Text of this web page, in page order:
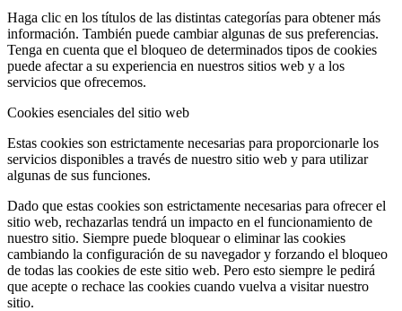
Haga clic en los títulos de las distintas categorías para obtener más
información. También puede cambiar algunas de sus preferencias.
Tenga en cuenta que el bloqueo de determinados tipos de cookies
puede afectar a su experiencia en nuestros sitios web y a los
servicios que ofrecemos.
Cookies esenciales del sitio web
Estas cookies son estrictamente necesarias para proporcionarle los
servicios disponibles a través de nuestro sitio web y para utilizar
algunas de sus funciones.
Dado que estas cookies son estrictamente necesarias para ofrecer el
sitio web, rechazarlas tendrá un impacto en el funcionamiento de
nuestro sitio. Siempre puede bloquear o eliminar las cookies
cambiando la configuración de su navegador y forzando el bloqueo
de todas las cookies de este sitio web. Pero esto siempre le pedirá
que acepte o rechace las cookies cuando vuelva a visitar nuestro
sitio.